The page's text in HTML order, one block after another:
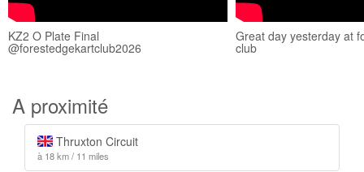
KZ2 O Plate Final
@forestedgekartclub2026
Great day yesterday at
club
A proximité
Thruxton Circuit
à 18 km / 11 miles